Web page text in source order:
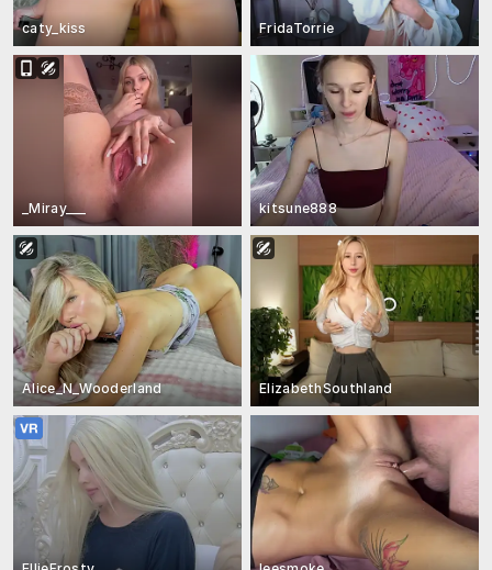
caty_kiss FridaTorrie
_Miray___ kitsune888
Alice_N_Wooderland ElizabethSouthland